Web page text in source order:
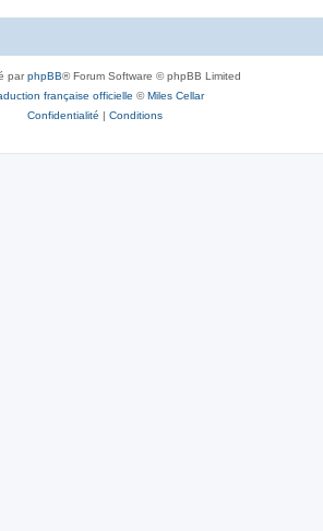
parphpBB® Forum Software © phpBB Limited
française officielle ©Miles Cellar
Confidentialité | Conditions